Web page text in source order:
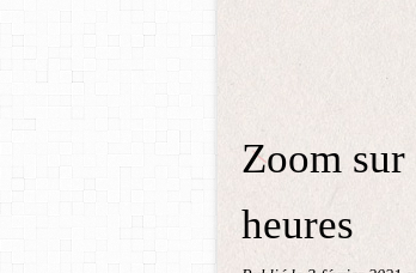
Zoom
heures